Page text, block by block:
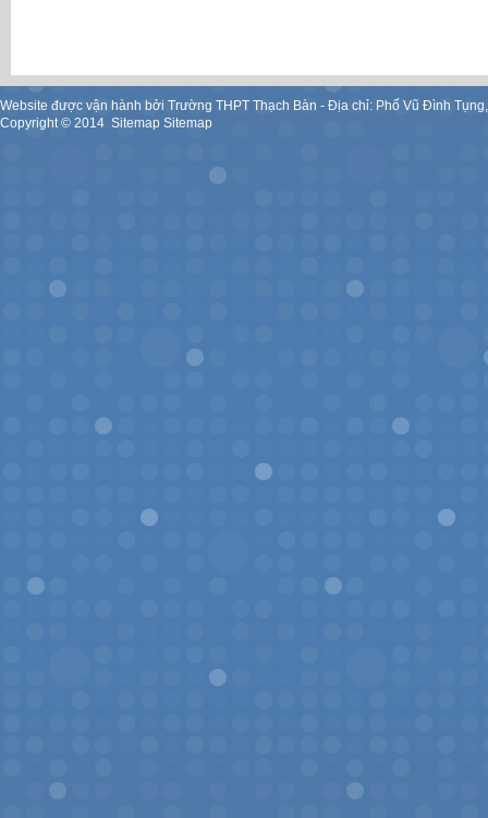
Website được vận hành bởi Trường THPT Thạch Bàn - Địa chỉ: Phố Vũ Đình
Copyright © 2014. Sitemap Sitemap